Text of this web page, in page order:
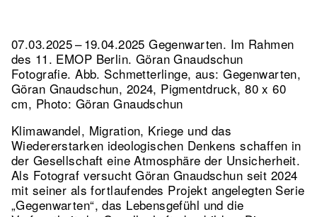
07.03.2025 – 19.04.2025 Gegenwarten. Im Rahmen
des 11. EMOP Berlin. Göran Gnaudschun
Fotografie.Abb. Schmetterlinge, aus: Gegenwarten,
Göran Gnaudschun, 2024, Pigmentdruck, 80 x 60
cm, Photo: Göran Gnaudschun
Klimawandel, Migration, Kriege und das
Wiedererstarken ideologischen Denkens schaffen in
der Gesellschaft eine Atmosphäre der Unsicherheit.
Als Fotograf versucht Göran Gnaudschun seit 2024
mit seiner als fortlaufendes Projekt angelegten Serie
„Gegenwarten“, das Lebensgefühl und die